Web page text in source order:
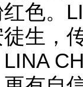
色。
生，